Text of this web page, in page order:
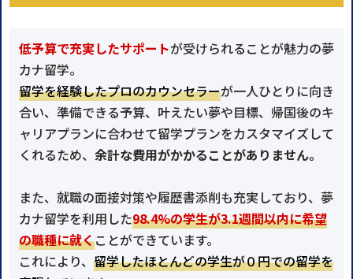
低予算で充実したサポートが受けられることが魅力の夢
カナ留学。
留学を経験したプロのカウンセラーが一人ひとりに向き
合い、準備できる予算、叶えたい夢や目標、帰国後のキ
ャリアプランに合わせて留学プランをカスタマイズして
くれるため、 余計な費用がかかることがありません。
また、就職の面接対策や履歴書添削も充実しており、夢
カナ留学を利用した98.4%の学生が3.1週間以内に希望
の職種に就くことができています。
これにより、 留学したほとんどの学生が０円での留学を